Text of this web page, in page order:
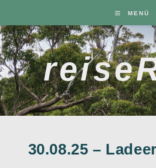
springen
MENÜ
30.08.25 –